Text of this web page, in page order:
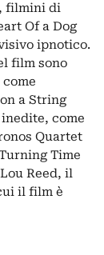
filmini di
Of a Dog
ipnotico.
film sono
a String
come
Quartet
Time
Reed, il
il film è